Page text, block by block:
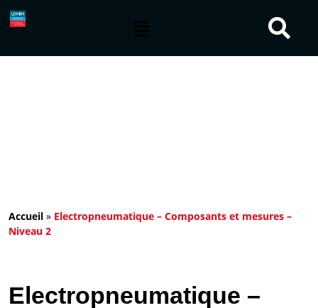
Accueil » Electropneumatique – Composants et mesures –
Niveau 2
Electropneumatique –